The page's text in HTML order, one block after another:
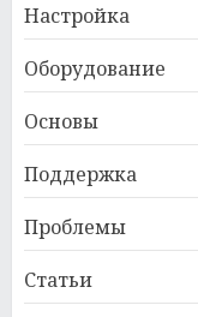
Настройка
Оборудование
Основы
Поддержка
Проблемы
Статьи